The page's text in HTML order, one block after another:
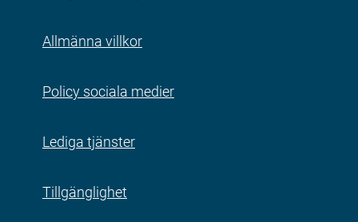
Allmänna villkor
Policy sociala medier
Lediga tjänster
Tillgänglighet